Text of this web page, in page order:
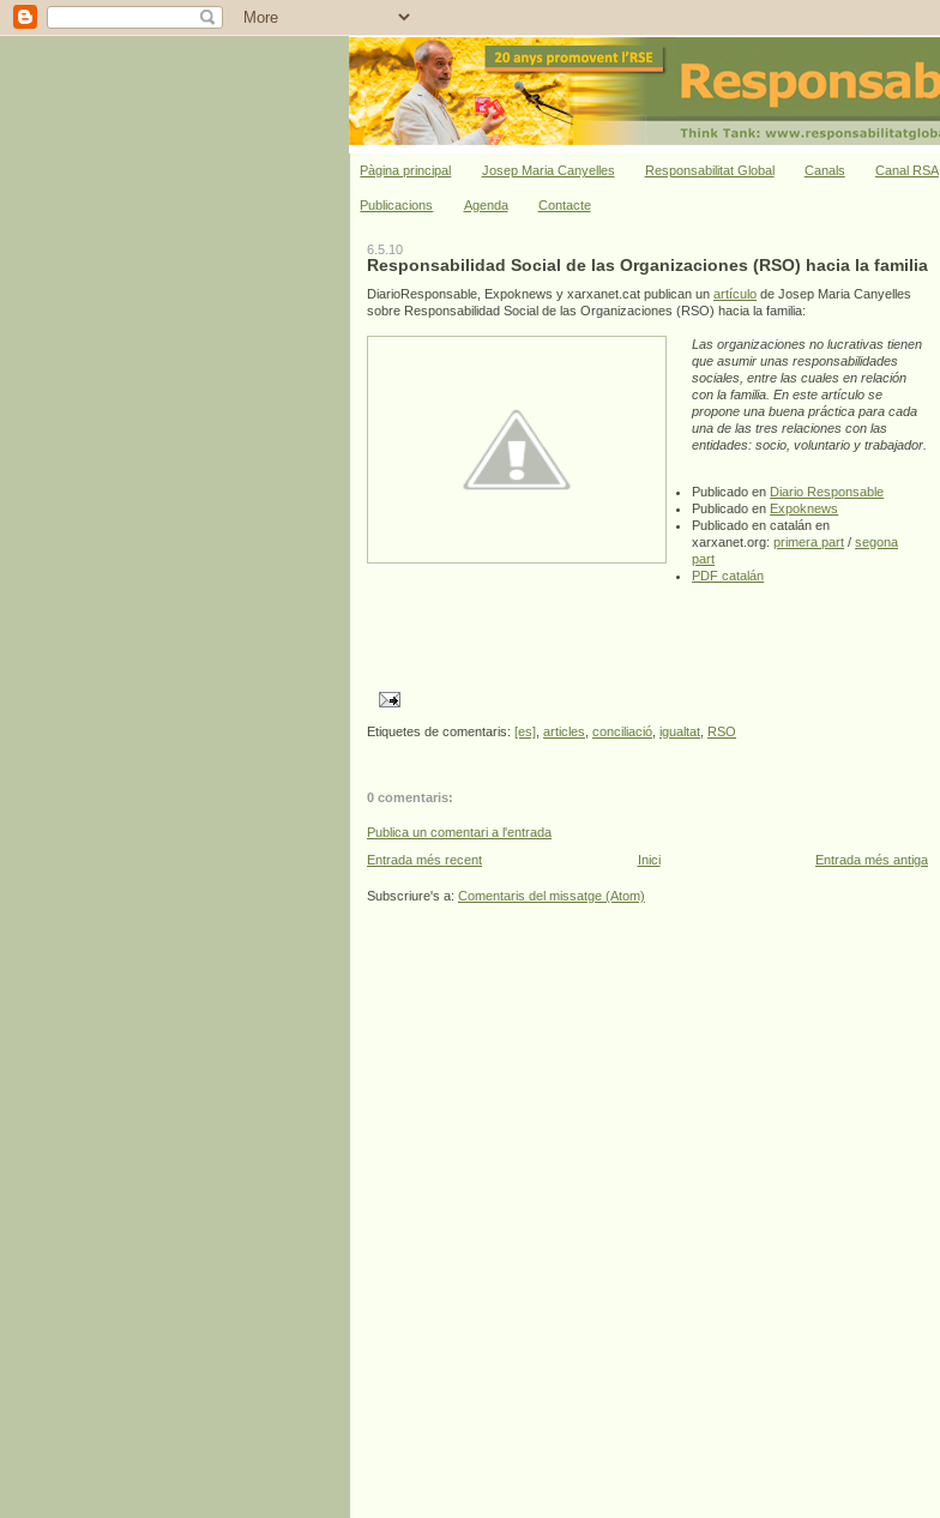
Pàgina principal Josep Maria Canyelles Responsabilitat Global Canals Canal RSA
Publicacions Agenda Contacte
6.5.10
Responsabilidad Social de las Organizaciones (RSO) hacia la familia
DiarioResponsable, Expoknews y xarxanet.cat publican un artículo de Josep Maria Canyelles
sobre Responsabilidad Social de las Organizaciones (RSO) hacia la familia:
Las organizaciones no lucrativas tienen
que asumir unas responsabilidades
sociales, entre las cuales en relación
con la familia. En este artículo se
propone una buena práctica para cada
una de las tres relaciones con las
entidades: socio, voluntario y trabajador.
Publicado en Diario Responsable
Publicado en Expoknews
Publicado en catalán en
xarxanet.org:primera part /segona
part
PDF catalán
Etiquetes de comentaris: [es] articles conciliació igualtat RSO
0 comentaris:
Publica un comentari a l'entrada
Entrada més recent
Entrada més antiga
Inici
Subscriure's a: Comentaris del missatge (Atom)